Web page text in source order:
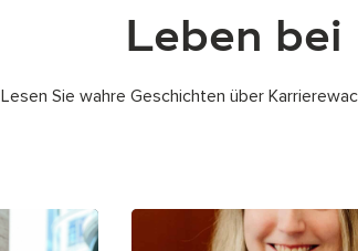
Leben
Lesen Sie wahre Geschichten über